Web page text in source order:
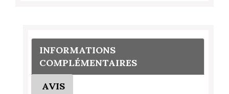
INFORMATIONS
COMPLÉMENTAIRES
AVIS